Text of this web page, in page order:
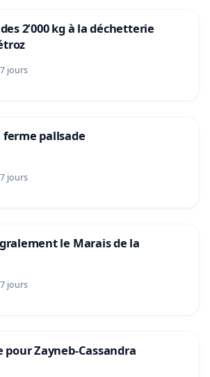
2’000 kg à la déchetterie
jours
pallsade
jours
le Marais de la
jours
Zayneb-Cassandra